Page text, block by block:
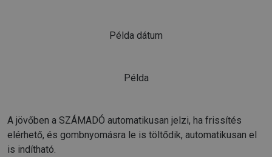
Példa dátum
Példa
A jövőben a SZÁMADÓ automatikusan jelzi, ha frissítés
elérhető, és gombnyomásra le is töltődik, automatikusan el
is indítható.